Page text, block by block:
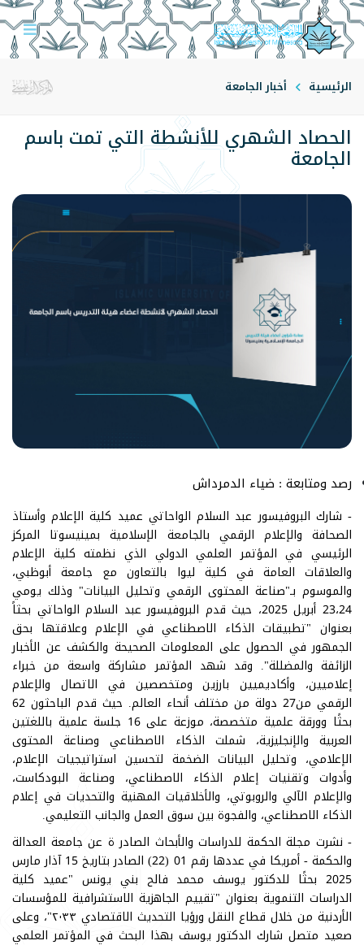
الرئيسية أخبار الجامعة
الحصاد الشهري للأنشطة التي تمت باسم
الجامعة
رصد ومتابعة : ضياء الدمرداش
- شارك البروفيسور عبد السلام الواحاتي عميد كلية الإعلام وأستاذ
الصحافة والإعلام الرقمي بالجامعة الإسلامية بمينيسوتا المركز
الرئيسي في المؤتمر العلمي الدولي الذي نظمته كلية الإعلام
والعلاقات العامة في كلية ليوا بالتعاون مع جامعة أبوظبي،
والموسوم بـ"صناعة المحتوى الرقمي وتحليل البيانات" وذلك يومي
23،24 أبريل 2025، حيث قدم البروفيسور عبد السلام الواحاتي بحثاً
بعنوان "تطبيقات الذكاء الاصطناعي في الإعلام وعلاقتها بحق
الجمهور في الحصول على المعلومات الصحيحة والكشف عن الأخبار
الزائفة والمضللة". وقد شهد المؤتمر مشاركة واسعة من خبراء
إعلاميين، وأكاديميين بارزين ومتخصصين في الاتصال والإعلام
الرقمي من27 دولة من مختلف أنحاء العالم. حيث قدم الباحثون 62
بحثًا وورقة علمية متخصصة، موزعة على 16 جلسة علمية باللغتين
العربية والإنجليزية، شملت الذكاء الاصطناعي وصناعة المحتوى
الإعلامي، وتحليل البيانات الضخمة لتحسين استراتيجيات الإعلام،
وأدوات وتقنيات إعلام الذكاء الاصطناعي، وصناعة البودكاست،
والإعلام الآلي والروبوتي، والأخلاقيات المهنية والتحديات في إعلام
الذكاء الاصطناعي، والفجوة بين سوق العمل والجانب التعليمي.
- نشرت مجلة الحكمة للدراسات والأبحاث الصادر ة عن جامعة العدالة
والحكمة - أمريكا في عددها رقم 01 (22) الصادر بتاريخ 15 آذار مارس
2025 بحثًا للدكتور يوسف محمد فالح بني يونس "عميد كلية
الدراسات التنموية بعنوان "تقييم الجاهزية الاستشرافية للمؤسسات
الأردنية من خلال قطاع النقل ورؤيا التحديث الاقتصادي ٢٠٣٣"، وعلى
صعيد متصل شارك الدكتور يوسف بهذا البحث في المؤتمر العلمي